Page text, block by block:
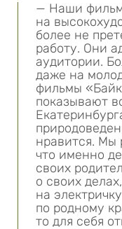
— Наши
на
более не
работу. Они
аудитории.
даже на
фильмы
показывают
нравится. Мы
что именно
своих
о своих
на
по родному
то для себя